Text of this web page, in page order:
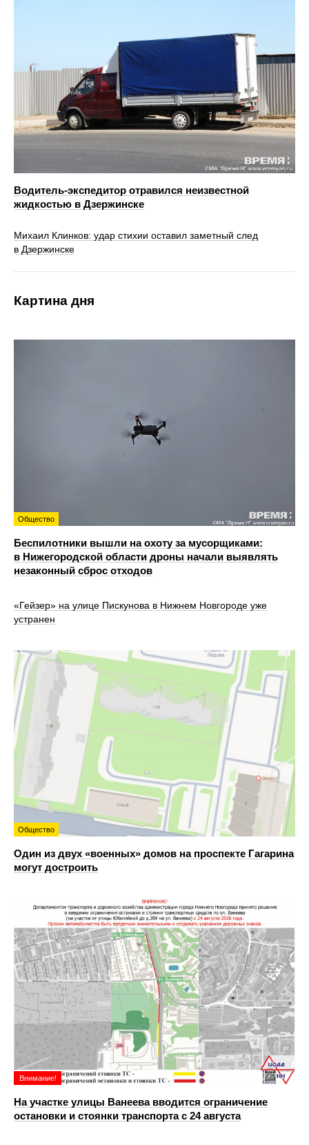
Водитель-экспедитор отравился неизвестной
жидкостью в Дзержинске
Михаил Клинков: удар стихии оставил заметный след
в Дзержинске
Картина дня
Общество
Беспилотники вышли на охоту за мусорщиками:
в Нижегородской области дроны начали выявлять
незаконный сброс отходов
«Гейзер» на улице Пискунова в Нижнем Новгороде уже
устранен
Общество
Один из двух «военных» домов на проспекте Гагарина
могут достроить
Внимание!
На участке улицы Ванеева вводится ограничение
остановки и стоянки транспорта с 24 августа